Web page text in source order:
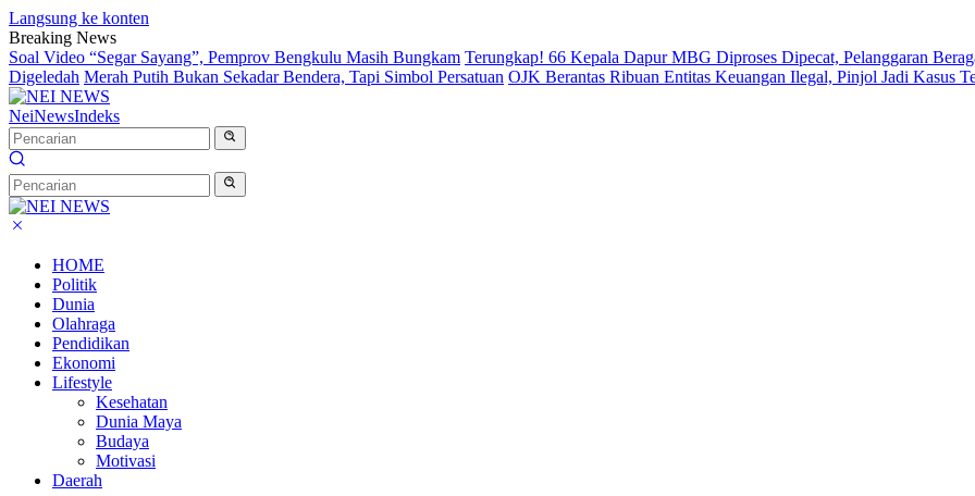
Langsung ke konten
Breaking News
Soal Video “Segar Sayang”, Pemprov Bengkulu Masih Bungkam Terungkap! 66 Kepala Dapur MBG Diproses Dipecat, Pelanggaran
Digeledah Merah Putih Bukan Sekadar Bendera, Tapi Simbol Persatuan OJK Berantas Ribuan Entitas Keuangan Ilegal, Pinjol Jadi Kasus
NeiNewsIndeks
HOME
Politik
Dunia
Olahraga
Pendidikan
Ekonomi
Lifestyle
Kesehatan
Dunia Maya
Budaya
Motivasi
Daerah